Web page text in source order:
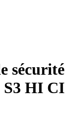
sécurité
HI CI